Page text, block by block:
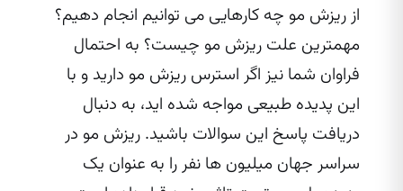
از ریزش مو چه کارهایی می‌ توانیم انجام دهیم؟
مهمترین علت ریزش مو چیست؟ به احتمال
فراوان شما نیز اگر استرس ریزش مو دارید و با
این پدیده طبیعی مواجه شده‌ اید، به دنبال
دریافت پاسخ این سوالات باشید. ریزش مو در
سراسر جهان میلیون‌ ها نفر را به عنوان یک